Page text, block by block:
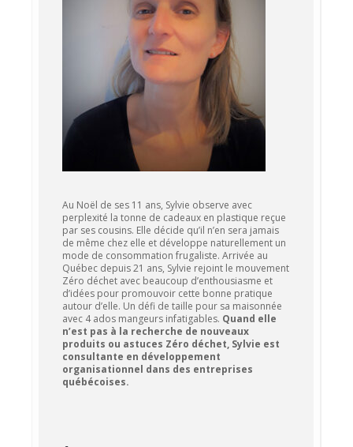
Au Noël de ses 11 ans, Sylvie observe avec
perplexité la tonne de cadeaux en plastique reçue
par ses cousins. Elle décide qu’il n’en sera jamais
de même chez elle et développe naturellement un
mode de consommation frugaliste. Arrivée au
Québec depuis 21 ans, Sylvie rejoint le mouvement
Zéro déchet avec beaucoup d’enthousiasme et
d’idées pour promouvoir cette bonne pratique
autour d’elle. Un défi de taille pour sa maisonnée
avec 4 ados mangeurs infatigables. Quand elle
n’est pas à la recherche de nouveaux
produits ou astuces Zéro déchet, Sylvie est
consultante en développement
organisationnel dans des entreprises
québécoises.